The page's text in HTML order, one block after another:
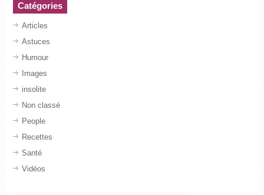
Catégories
Articles
Astuces
Humour
Images
insolite
Non classé
People
Recettes
Santé
Vidéos